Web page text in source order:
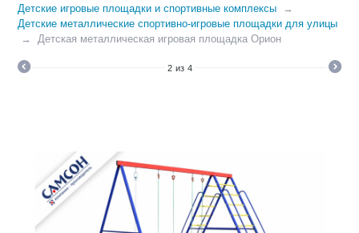
Детские игровые площадки и спортивные комплексы
Детские металлические спортивно-игровые площадки для улицы
Детская металлическая игровая площадка Орион
2 из 4